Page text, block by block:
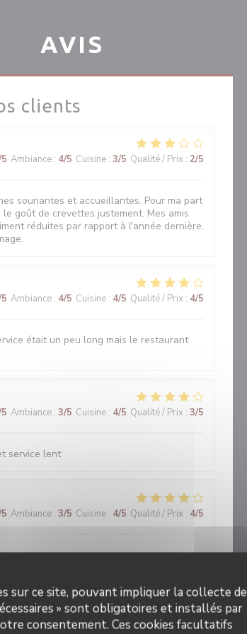
sur ce site, pouvant impliquer la collecte de
» sont obligatoires et installés par
consentement. Ces cookies facultatifs
AVIS
clients
Ambiance : 4/5 Cuisine : 3/5 Qualité / Prix : 2/5
souriantes et accueillantes. Pour ma part
goût de crevettes justement. Mes amis
réduites par rapport à l'année dernière.
Ambiance : 4/5 Cuisine : 4/5 Qualité / Prix : 4/5
était un peu long mais le restaurant
Ambiance : 3/5 Cuisine : 4/5 Qualité / Prix : 3/5
service lent
Ambiance : 3/5 Cuisine : 4/5 Qualité / Prix : 4/5
/5 Ambiance: 5 /5 Cuisine: 5/5 Qualité / Prix: 5/5